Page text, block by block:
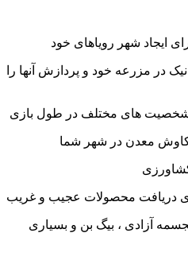
شهر رویاهای خود
خود و پردازش آنها را
های مختلف در طول بازی
معدن در شهر شما
محصولات عجیب و غریب
، بیگ بن و بسیاری